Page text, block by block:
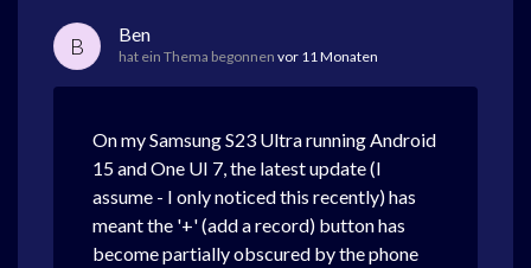
B Ben
hat ein Thema begonnen vor 11 Monaten
On my Samsung S23 Ultra running Android
15 and One UI 7, the latest update (I
assume - I only noticed this recently) has
meant the '+' (add a record) button has
become partially obscured by the phone